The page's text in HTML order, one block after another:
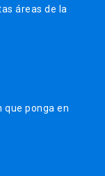
áreas de la
que ponga en